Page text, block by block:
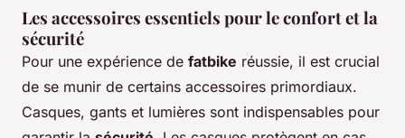
Les accessoires essentiels pour le confort et la
sécurité
Pour une expérience de fatbike réussie, il est crucial
de se munir de certains accessoires primordiaux.
Casques, gants et lumières sont indispensables pour